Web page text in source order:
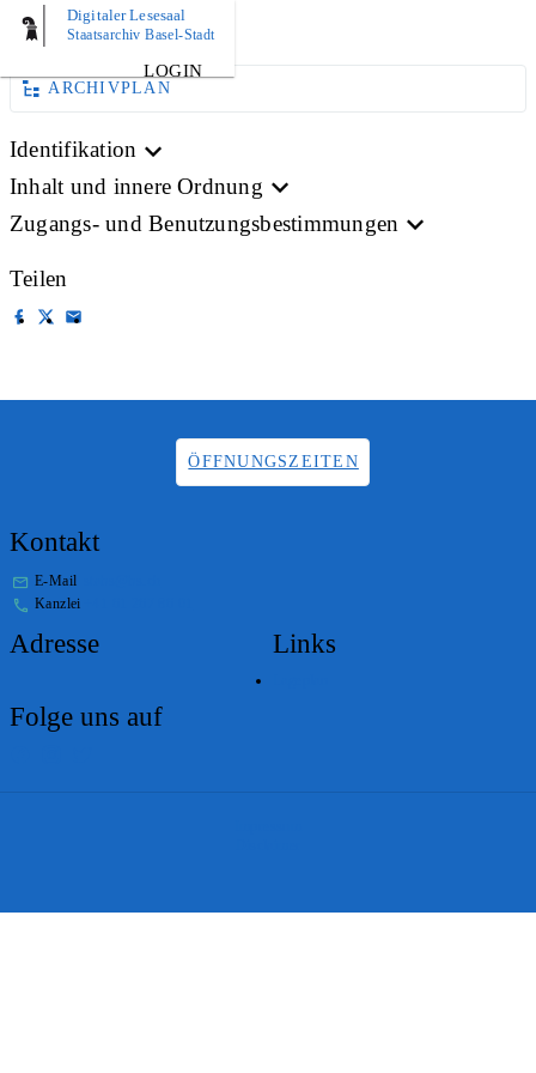
Digitaler Lesesaal
Staatsarchiv Basel-Stadt
LOGIN
BILD
ARCHIVPLAN
Identifikation
Inhalt und innere Ordnung
Zugangs- und Benutzungsbestimmungen
Teilen
ÖFFNUNGSZEITEN
Kontakt
E-Mail
Kanzlei
Adresse Links
Folge uns auf